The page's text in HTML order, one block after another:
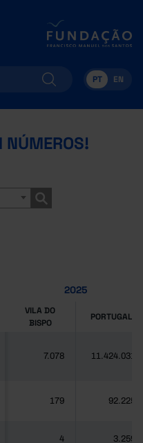
PT EN
NÚMEROS!
2025
VILA DO
BISPO
PORTUGAL
7.078 11.424.031
179 92.225
4 3.259